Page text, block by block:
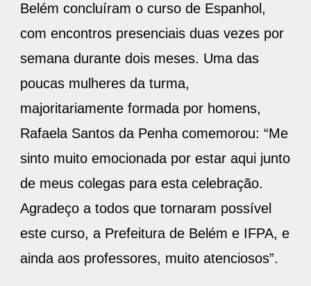
Belém concluíram o curso de Espanhol,
com encontros presenciais duas vezes por
semana durante dois meses. Uma das
poucas mulheres da turma,
majoritariamente formada por homens,
Rafaela Santos da Penha comemorou: “Me
sinto muito emocionada por estar aqui junto
de meus colegas para esta celebração.
Agradeço a todos que tornaram possível
este curso, a Prefeitura de Belém e IFPA, e
ainda aos professores, muito atenciosos”.